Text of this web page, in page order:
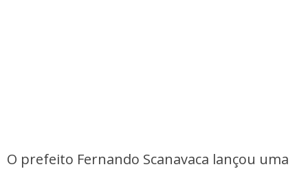
O prefeito Fernando Scanavaca lançou uma